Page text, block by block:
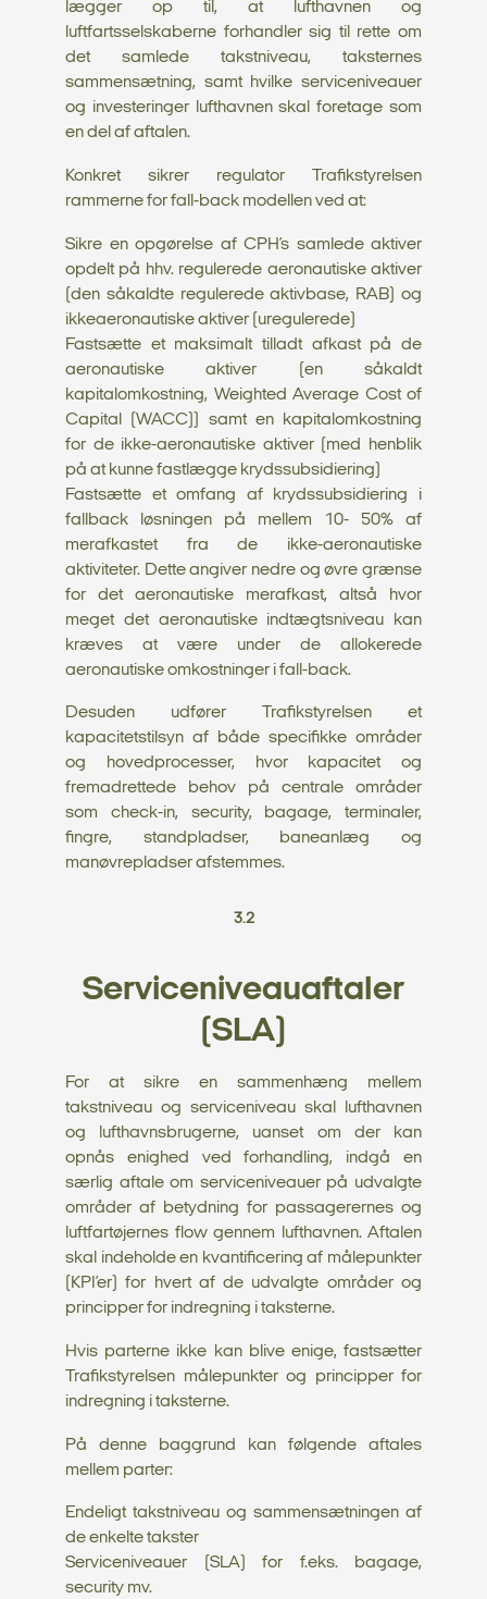
lægger op til, at lufthavnen og
luftfartsselskaberne forhandler sig til rette om
det samlede takstniveau, taksternes
sammensætning, samt hvilke serviceniveauer
og investeringer lufthavnen skal foretage som
en del af aftalen.
Konkret sikrer regulator Trafikstyrelsen
rammerne for fall-back modellen ved at:
Sikre en opgørelse af CPH’s samlede aktiver
opdelt på hhv. regulerede aeronautiske aktiver
(den såkaldte regulerede aktivbase, RAB) og
ikkeaeronautiske aktiver (uregulerede)
Fastsætte et maksimalt tilladt afkast på de
aeronautiske aktiver (en såkaldt
kapitalomkostning, Weighted Average Cost of
Capital (WACC)) samt en kapitalomkostning
for de ikke-aeronautiske aktiver (med henblik
på at kunne fastlægge krydssubsidiering)
Fastsætte et omfang af krydssubsidiering i
fallback løsningen på mellem 10- 50% af
merafkastet fra de ikke-aeronautiske
aktiviteter. Dette angiver nedre og øvre grænse
for det aeronautiske merafkast, altså hvor
meget det aeronautiske indtægtsniveau kan
kræves at være under de allokerede
aeronautiske omkostninger i fall-back.
Desuden udfører Trafikstyrelsen et
kapacitetstilsyn af både specifikke områder
og hovedprocesser, hvor kapacitet og
fremadrettede behov på centrale områder
som check-in, security, bagage, terminaler,
fingre, standpladser, baneanlæg og
manøvrepladser afstemmes.
3.2
Serviceniveauaftaler
(SLA)
For at sikre en sammenhæng mellem
takstniveau og serviceniveau skal lufthavnen
og lufthavnsbrugerne, uanset om der kan
opnås enighed ved forhandling, indgå en
særlig aftale om serviceniveauer på udvalgte
områder af betydning for passagerernes og
luftfartøjernes flow gennem lufthavnen. Aftalen
skal indeholde en kvantificering af målepunkter
(KPI’er) for hvert af de udvalgte områder og
principper for indregning i taksterne.
Hvis parterne ikke kan blive enige, fastsætter
Trafikstyrelsen målepunkter og principper for
indregning i taksterne.
På denne baggrund kan følgende aftales
mellem parter:
Endeligt takstniveau og sammensætningen af
de enkelte takster
Serviceniveauer (SLA) for f.eks. bagage,
security mv.